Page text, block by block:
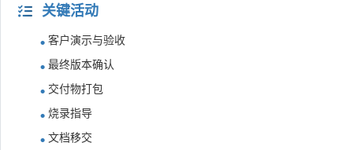
关键活动
客户演示与验收
最终版本确认
交付物打包
烧录指导
文档移交